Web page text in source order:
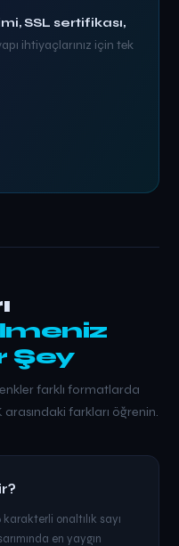
SSL sertifikası,
ihtiyaçlarınız için tek
Şey
farklı formatlarda
arasındaki farkları öğrenin.
onaltılık sayı
en yaygın